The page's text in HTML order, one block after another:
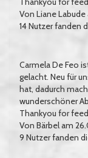
Von Liane Labude
14Nutzer fanden
Carmela De Feo
gelacht. Neu für
hat, dadurch
wunderschöner
Thankyou for
Von Bärbelam
9 Nutzer fanden